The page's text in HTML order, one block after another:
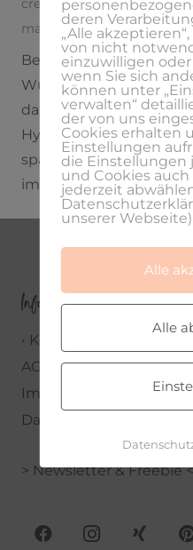
create ,mind your
machen,selbstständige,
Berufung und
Wünsche Wirklichkeit
dazu verhilft Jennifer
Hypnosetherapeutin.
spannenden Weg
im…
Infos
• Kontakt •
AGBs
Impressum
Datenschutzerklärung
> Newsletter & Freebie <
deren
„Alle
von nicht
einzuwilligen oder
wenn Sie sich
können unter
verwalten“
der von uns
Cookies erhalten
Einstellungen
die Einstellungen
und Cookies
jederzeit
unserer
Alle
Alle